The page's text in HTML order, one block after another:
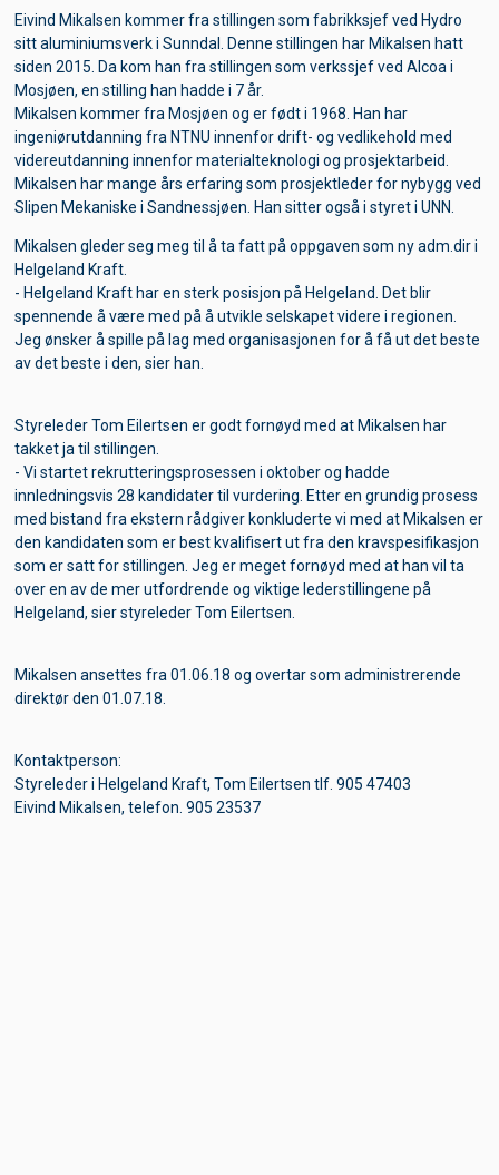
Eivind Mikalsen kommer fra stillingen som fabrikksjef ved Hydro
sitt aluminiumsverk i Sunndal. Denne stillingen har Mikalsen hatt
siden 2015. Da kom han fra stillingen som verkssjef ved Alcoa i
Mosjøen, en stilling han hadde i 7 år.
Mikalsen kommer fra Mosjøen og er født i 1968. Han har
ingeniørutdanning fra NTNU innenfor drift- og vedlikehold med
videreutdanning innenfor materialteknologi og prosjektarbeid.
Mikalsen har mange års erfaring som prosjektleder for nybygg ved
Slipen Mekaniske i Sandnessjøen. Han sitter også i styret i UNN.
Mikalsen gleder seg meg til å ta fatt på oppgaven som ny adm.dir i
Helgeland Kraft.
- Helgeland Kraft har en sterk posisjon på Helgeland. Det blir
spennende å være med på å utvikle selskapet videre i regionen.
Jeg ønsker å spille på lag med organisasjonen for å få ut det beste
av det beste i den, sier han.
Styreleder Tom Eilertsen er godt fornøyd med at Mikalsen har
takket ja til stillingen.
- Vi startet rekrutteringsprosessen i oktober og hadde
innledningsvis 28 kandidater til vurdering. Etter en grundig prosess
med bistand fra ekstern rådgiver konkluderte vi med at Mikalsen er
den kandidaten som er best kvalifisert ut fra den kravspesifikasjon
som er satt for stillingen. Jeg er meget fornøyd med at han vil ta
over en av de mer utfordrende og viktige lederstillingene på
Helgeland, sier styreleder Tom Eilertsen.
Mikalsen ansettes fra 01.06.18 og overtar som administrerende
direktør den 01.07.18.
Kontaktperson:
Styreleder i Helgeland Kraft, Tom Eilertsen tlf. 905 47403
Eivind Mikalsen, telefon. 905 23537
Om bruk av cookies
PÃ¥ noen deler av www.helgelandkraft.no benyttes
informasjonskapsler, sÃ¥kalte cookies. PÃ¥ sider som
Vi samler ogsÃ¥ inn anonym informasjon om hva de
enkelte brukerne gjÃ¸r pÃ¥ vÃ¥re sider. Dette gjÃ¸r vi for Ã¥
kunne forbedre vÃ¥re tjenester. Vi bruker ikke cookies for
Ã¥ samle sensitiv personlig informasjon. Du kan til enhver
tid gjÃ¸re endringer i nettleseren din og blokkere cookies.
Ved Ã¥ blokkere alle cookies kan du miste tilgangen til deler
av vÃ¥r hjemmeside.